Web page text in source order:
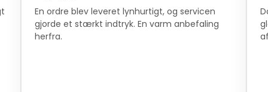
En ordre blev leveret lynhurtigt, og servicen
gjorde et stærkt indtryk. En varm anbefaling
herfra.